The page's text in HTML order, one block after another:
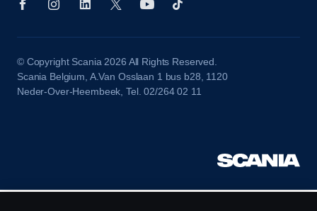
© Copyright Scania 2026 All Rights Reserved.
Scania Belgium, A.Van Osslaan 1 bus b28, 1120
Neder-Over-Heembeek, Tel. 02/264 02 11